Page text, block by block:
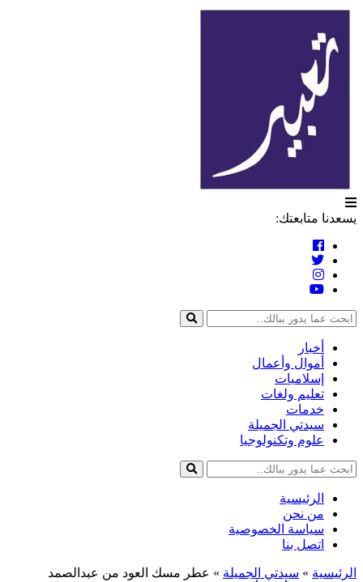
التخطي
المحتوى
يسعدنا متابعتك:
أخبار
أموال وأعمال
إسلاميات
تعليم ولغات
خدمات
سيدتي الجميلة
علوم وتكنولوجيا
الرئيسية
من نحن
سياسة الخصوصية
اتصل بنا
الرئيسية » سيدتي الجميلة » عطر مسك العود من عبدالصمد